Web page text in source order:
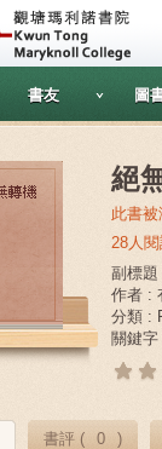
書友 圖
絕
此書被
28人
副標題
作者 :
分類 :
關鍵字
書評 ( 0 )